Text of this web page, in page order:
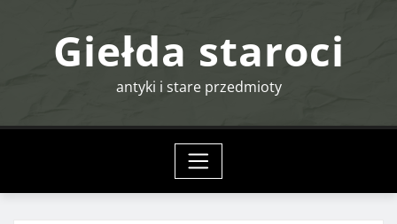
Giełda staroci
antyki i stare przedmioty